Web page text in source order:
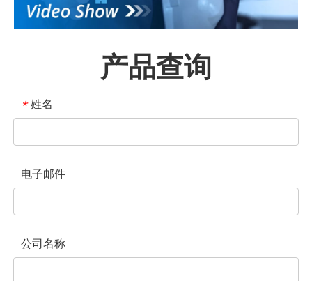
产品查询
* 姓名
电子邮件
公司名称